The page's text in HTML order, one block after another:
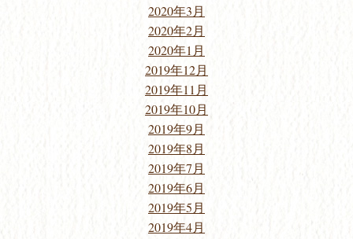
2020年3月
2020年2月
2020年1月
2019年12月
2019年11月
2019年10月
2019年9月
2019年8月
2019年7月
2019年6月
2019年5月
2019年4月